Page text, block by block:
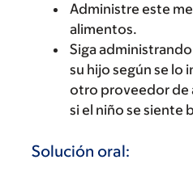
Administre este
alimentos.
Siga
su hijo según se lo
otro proveedor de
si el niño se siente
Solución oral: